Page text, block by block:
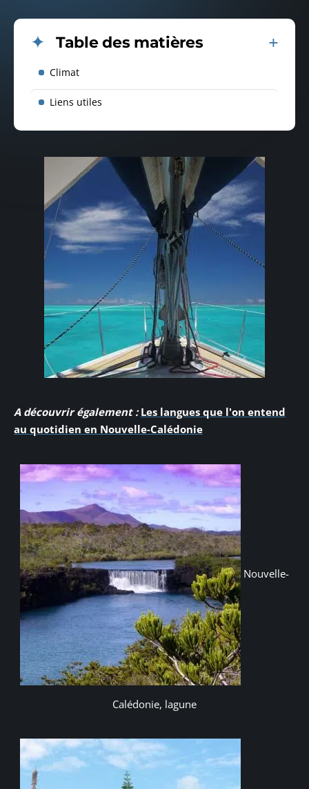
Table des matières
Climat
Liens utiles
A découvrir également : Les langues que l'on entend
au quotidien en Nouvelle-Calédonie
Nouvelle-
Calédonie, lagune